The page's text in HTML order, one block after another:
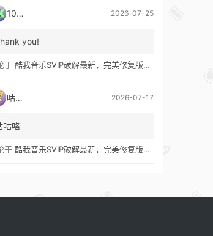
1035 2026-07-25
you!
于 酷我音乐SVIP破解最新，完美修复版！支持安卓+车机+pc版！
咕咕咯 2026-07-17
咕咯
于 酷我音乐SVIP破解最新，完美修复版！支持安卓+车机+pc版！